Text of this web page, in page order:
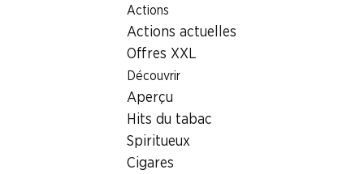
Actions
Actions actuelles
Offres XXL
Découvrir
Aperçu
Hits du tabac
Spiritueux
Cigares
Localisateur de succursales
Succursale Denner Route de la Gruyère 19, 1700 Fribourg
1700 Fribourg